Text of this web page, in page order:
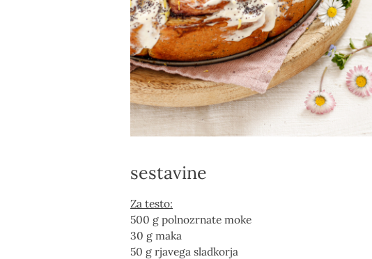
sestavine
Za testo:
500 g polnozrnate moke
30 g maka
50 g rjavega sladkorja